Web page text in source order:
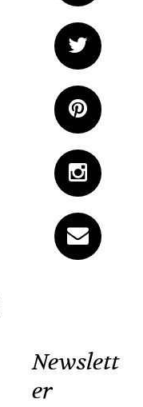
Newslett
er